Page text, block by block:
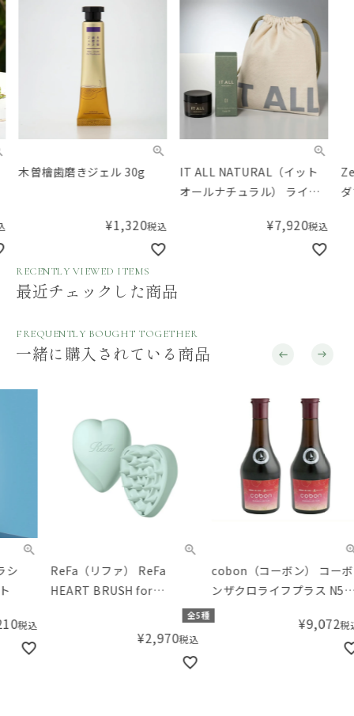
木曽檜歯磨きジェル 30g
1,320税込
IT ALL NATURAL（イット
オールナチュラル） ライヴ
7,920税込
ダ
RECENTLY VIEWED ITEMS
最近チェックした商品
FREQUENTLY BOUGHT TOGETHER
一緒に購入されている商品
ReFa（リファ） ReFa
HEART BRUSH for
ースカルプ）
税込
cobon（コーボン） コーボ
ンザクロライフプラス N525
2本セット
税込
シ